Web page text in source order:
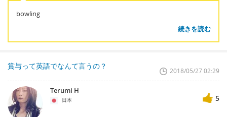
bowling
続きを読む
賞与って英語でなんて言うの？
2018/05/27 02:29
Terumi H
日本 5